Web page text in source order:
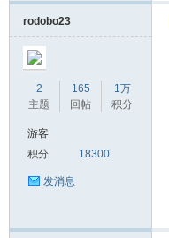
rodobo23
2
主题
165
回帖
1万
积分
游客
积分
18300
发消息